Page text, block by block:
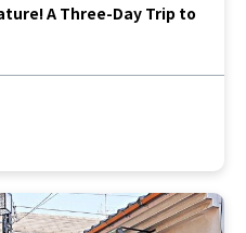
A Three-Day Trip to